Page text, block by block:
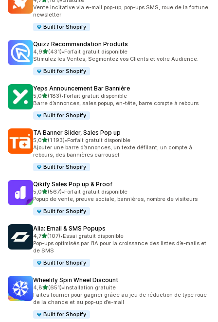
181 avis au total
Vente incitative via e-mail pop-up, pop-ups SMS, roue de la fortune,
newsletter
Built for Shopify
Quizz Recommandation Produits
4,9étoile(s) sur 5
(431)
431 avis au total
•Forfait gratuit disponible
Stimulez les Ventes, Segmentez vos Clients et votre Audience.
Built for Shopify
Yeps Announcement Bar Bannière
5,0étoile(s) sur 5
(183)
183 avis au total
•Forfait gratuit disponible
Barre d’annonces, sales popup, en-tête, barre compte à rebours
Built for Shopify
TA Banner Slider, Sales Pop up
5,0étoile(s) sur 5
(1 193)
1193 avis au total
•Forfait gratuit disponible
Ajouter une barre d’annonces, un texte défilant, un compte à
rebours, des bannières carrousel
Built for Shopify
Qikify Sales Pop up & Proof
5,0étoile(s) sur 5
(567)
567 avis au total
•Forfait gratuit disponible
Popup de vente, preuve sociale, bannières, nombre de visiteurs
Built for Shopify
Alia: Email & SMS Popups
4,7étoile(s) sur 5
(107)
107 avis au total
•Essai gratuit disponible
Pop-ups optimisés par l’IA pour la croissance des listes d’e-mails et
de SMS
Built for Shopify
Wheelify Spin Wheel Discount
4,8étoile(s) sur 5
(651)
651 avis au total
•Installation gratuite
Faites tourner pour gagner grâce au jeu de réduction de type roue
de la chance et au pop-up d’e-mail
Built for Shopify